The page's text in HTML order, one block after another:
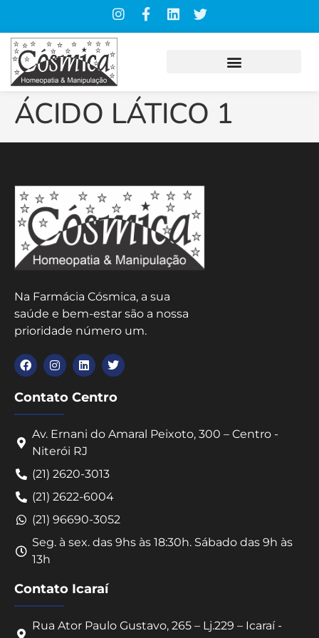
ÁCIDO LÁTICO 1
Na Farmácia Cósmica, a sua
saúde e bem-estar são a nossa
prioridade número um.
Contato Centro
Av. Ernani do Amaral Peixoto, 300 – Centro -
Niterói RJ
(21) 2620-3013
(21) 2622-6004
(21) 96690-3052
Seg. à sex. das 9hs às 18:30h. Sábado das 9h às
13h
Contato Icaraí
Rua Ator Paulo Gustavo, 265 – Lj.229 – Icaraí -